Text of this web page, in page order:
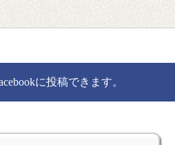
に投稿できます。